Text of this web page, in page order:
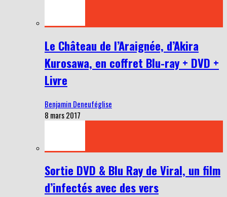
Le Château de l’Araignée, d’Akira
Kurosawa, en coffret Blu-ray + DVD +
Livre
Benjamin Deneuféglise
8 mars 2017
Sortie DVD & Blu Ray de Viral, un film
d’infectés avec des vers